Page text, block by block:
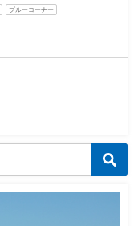
ブルーコーナー